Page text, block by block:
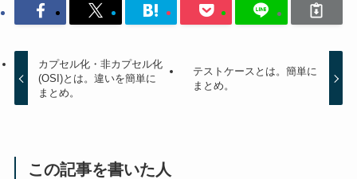
カプセル化・非カプセル化
(OSI)とは。違いを簡単に
まとめ。
テストケースとは。簡単に
まとめ。
この記事を書いた人